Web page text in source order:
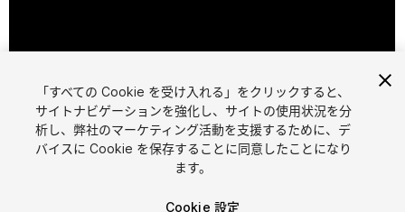
1 /4
「すべての Cookie を受け入れる」をクリックすると、
サイトナビゲーションを強化し、サイトの使用状況を分
析し、弊社のマーケティング活動を支援するために、デ
バイスに Cookie を保存することに同意したことになり
ます。
Cookie 設定